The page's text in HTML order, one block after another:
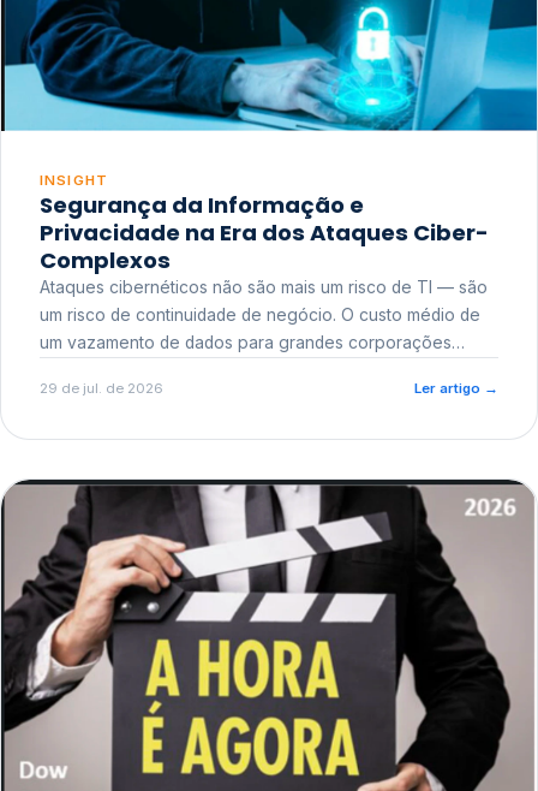
INSIGHT
Segurança da Informação e
Privacidade na Era dos Ataques Ciber-
Complexos
Ataques cibernéticos não são mais um risco de TI — são
um risco de continuidade de negócio. O custo médio de
um vazamento de dados para grandes corporações
reputacional e o risco regulatório junto a órgãos como a
29 de jul. de 2026 Ler artigo →